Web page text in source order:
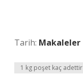
Tarih: Makaleler
1 kg poşet kaç adettir